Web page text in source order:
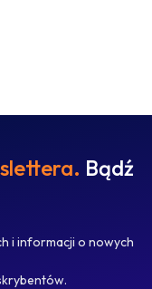
Bądź
i informacji o nowych